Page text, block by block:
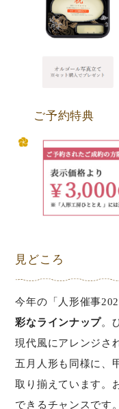
ご予約特典
見どころ
今年の「人形催事
彩なラインナップ。
現代風にアレンジさ
五月人形も同様に、
取り揃えています。
できるチャンスです